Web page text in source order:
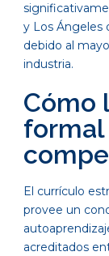
y Los Ángeles
debido al
industria.
Cómo
formal
El currículo
provee un
acreditados